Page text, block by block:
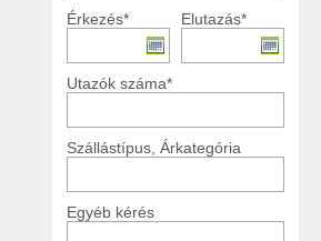
Érkezés* Elutazás*
Utazók száma*
Szállástípus, Árkategória
Egyéb kérés